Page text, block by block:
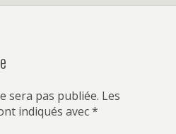
sera pas publiée. Les
indiqués avec*